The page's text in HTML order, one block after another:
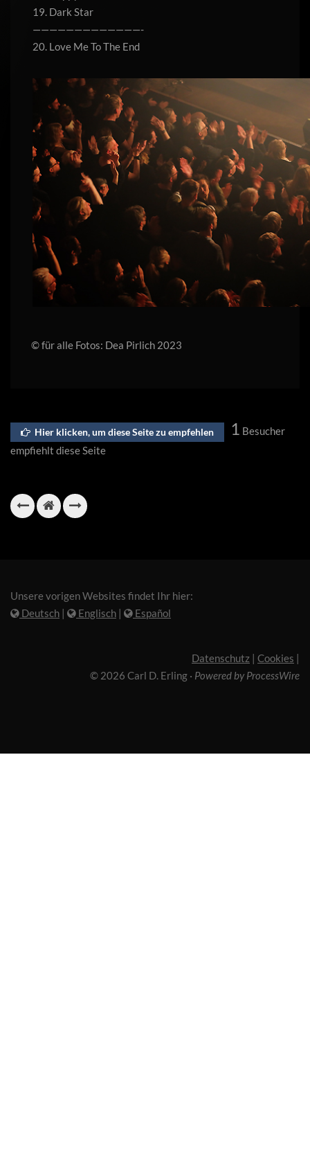
19. Dark Star
—————————————-
20. Love Me To The End
© für alle Fotos: Dea Pirlich 2023
Hier klicken, um diese Seite zu empfehlen 1 Besucher
empfiehlt diese Seite
Unsere vorigen Websites findet Ihr hier:
Deutsch | Englisch | Español
Datenschutz | Cookies |
© 2026 Carl D. Erling · Powered by ProcessWire